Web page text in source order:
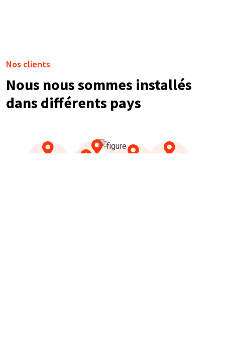
Nos clients
Nous nous sommes installés
dans différents pays